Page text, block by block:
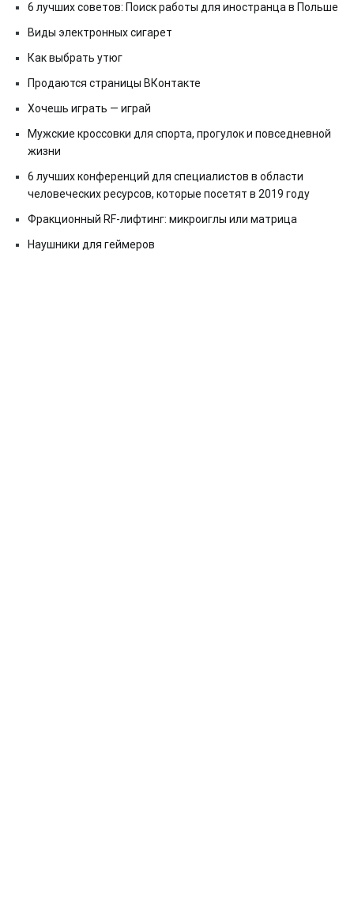
6 лучших советов: Поиск работы для иностранца в Польше
Виды электронных сигарет
Как выбрать утюг
Продаются страницы ВКонтакте
Хочешь играть — играй
Мужские кроссовки для спорта, прогулок и повседневной
жизни
6 лучших конференций для специалистов в области
человеческих ресурсов, которые посетят в 2019 году
Фракционный RF-лифтинг: микроиглы или матрица
Наушники для геймеров